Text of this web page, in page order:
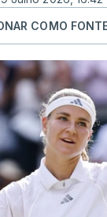
COMO